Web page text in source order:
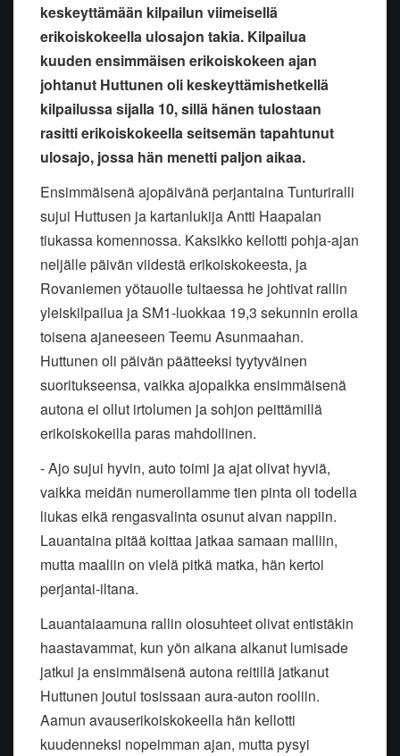
keskeyttämään kilpailun viimeisellä
erikoiskokeella ulosajon takia. Kilpailua
kuuden ensimmäisen erikoiskokeen ajan
johtanut Huttunen oli keskeyttämishetkellä
kilpailussa sijalla 10, sillä hänen tulostaan
rasitti erikoiskokeella seitsemän tapahtunut
ulosajo, jossa hän menetti paljon aikaa.
Ensimmäisenä ajopäivänä perjantaina Tunturiralli
sujui Huttusen ja kartanlukija Antti Haapalan
tiukassa komennossa. Kaksikko kellotti pohja-ajan
neljälle päivän viidestä erikoiskokeesta, ja
Rovaniemen yötauolle tultaessa he johtivat rallin
yleiskilpailua ja SM1-luokkaa 19,3 sekunnin erolla
toisena ajaneeseen Teemu Asunmaahan.
Huttunen oli päivän päätteeksi tyytyväinen
suoritukseensa, vaikka ajopaikka ensimmäisenä
autona ei ollut irtolumen ja sohjon peittämillä
erikoiskokeilla paras mahdollinen.
- Ajo sujui hyvin, auto toimi ja ajat olivat hyviä,
vaikka meidän numerollamme tien pinta oli todella
liukas eikä rengasvalinta osunut aivan nappiin.
Lauantaina pitää koittaa jatkaa samaan malliin,
mutta maaliin on vielä pitkä matka, hän kertoi
perjantai-iltana.
Lauantaiaamuna rallin olosuhteet olivat entistäkin
haastavammat, kun yön aikana alkanut lumisade
jatkui ja ensimmäisenä autona reitillä jatkanut
Huttunen joutui tosissaan aura-auton rooliin.
Aamun avauserikoiskokeella hän kellotti
kuudenneksi nopeimman ajan, mutta pysyi